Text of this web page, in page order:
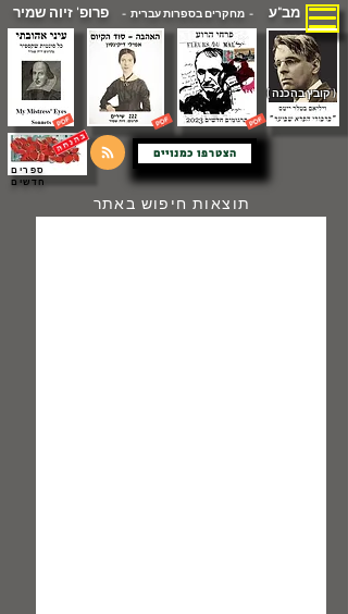
מב"ע - מחקרים בספרות עברית -פרופ' זיוה שמיר
( קובץ בהכנה )
הצטרפו כמנויים
ספרים
חדשים
תוצאות חיפוש באתר